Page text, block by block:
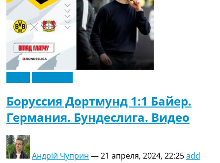
Боруссия Дортмунд 1:1 Байер.
Германия. Бундеслига. Видео
Андрій Чуприн —21 апреля, 2024, 22:25add